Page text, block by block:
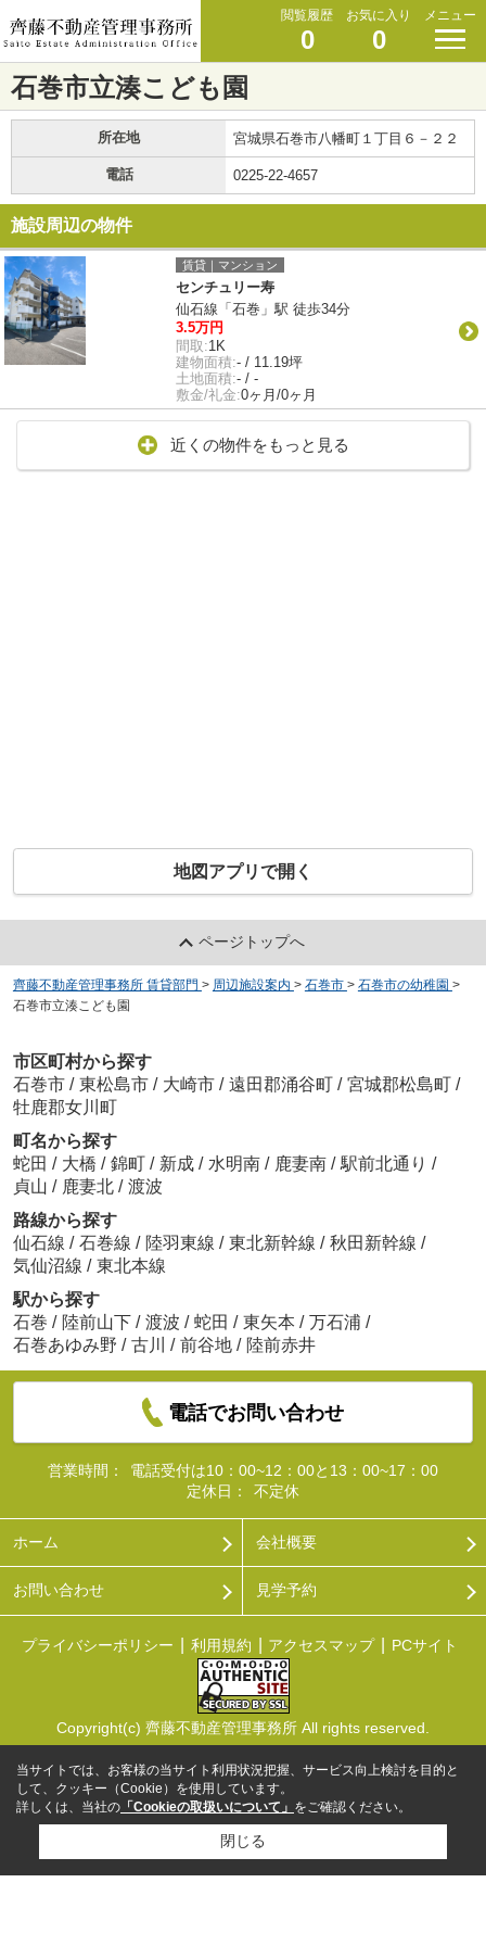
閲覧履歴
0
お気に入り
0
メニュー
石巻市立湊こども園
所在地 宮城県石巻市八幡町１丁目６－２２
電話 0225-22-4657
施設周辺の物件
賃貸｜マンション
センチュリー寿
仙石線「石巻」駅 徒歩34分
3.5万円
間取:1K
建物面積:- / 11.19坪
土地面積:- / -
敷金/礼金:0ヶ月/0ヶ月
近くの物件をもっと見る
地図アプリで開く
ページトップへ
齊藤不動産管理事務所 賃貸部門 > 周辺施設案内 > 石巻市 > 石巻市の幼稚園 >
石巻市立湊こども園
市区町村から探す
石巻市 / 東松島市 / 大崎市 / 遠田郡涌谷町 / 宮城郡松島町 /
牡鹿郡女川町
町名から探す
蛇田 / 大橋 / 錦町 / 新成 / 水明南 / 鹿妻南 / 駅前北通り /
貞山 / 鹿妻北 / 渡波
路線から探す
仙石線 / 石巻線 / 陸羽東線 / 東北新幹線 / 秋田新幹線 /
気仙沼線 / 東北本線
駅から探す
石巻 / 陸前山下 / 渡波 / 蛇田 / 東矢本 / 万石浦 /
石巻あゆみ野 / 古川 / 前谷地 / 陸前赤井
電話でお問い合わせ
営業時間：
電話受付は10：00~12：00と13：00~17：00
定休日：
不定休
ホーム 会社概要
お問い合わせ 見学予約
プライバシーポリシー 利用規約 アクセスマップ PCサイト
Copyright(c) 齊藤不動産管理事務所 All rights reserved.
当サイトでは、お客様の当サイト利用状況把握、サービス向上検討を目的と
して、クッキー（Cookie）を使用しています。
詳しくは、当社の 「Cookieの取扱いについて」 をご確認ください。
閉じる